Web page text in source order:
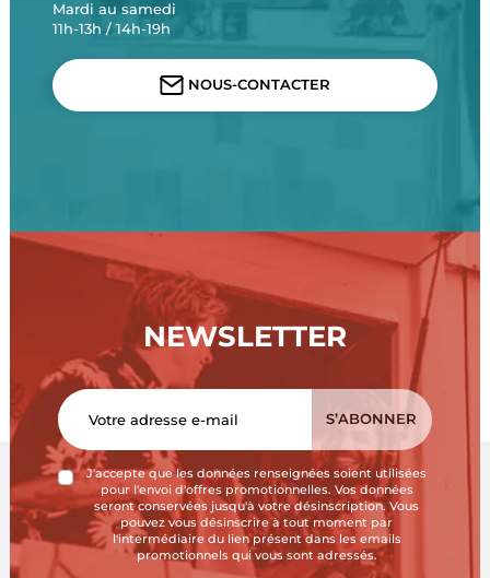
Mardi au samedi
11h-13h / 14h-19h
NOUS-CONTACTER
NEWSLETTER
J'accepte que les données renseignées soient utilisées
pour l'envoi d'offres promotionnelles. Vos données
seront conservées jusqu'à votre désinscription. Vous
pouvez vous désinscrire à tout moment par
l'intermédiaire du lien présent dans les emails
promotionnels qui vous sont adressés.